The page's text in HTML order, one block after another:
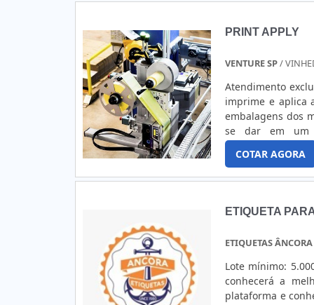
possível
no segmento
melhor aos
PRINT APPLY
VENTURE SP/
Atendimento
imprime e aplica
embalagens dos
se dar em um
garante
na aplicação u.
COTAR AGORA
ETIQUETA
ETIQUETAS
Lote mínimo:
conhecerá a
plataforma e